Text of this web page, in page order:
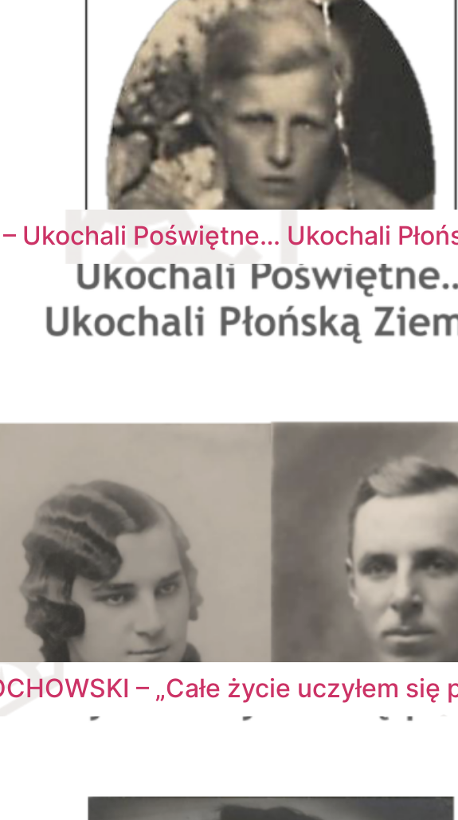
Ukochali Poświętne… Ukochali
– „Całe życie uczyłem się